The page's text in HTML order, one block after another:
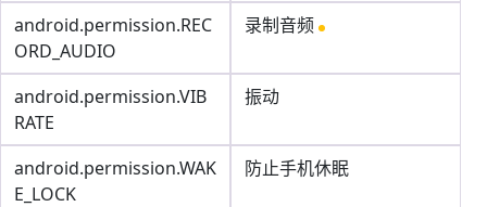
android.permission.REC
ORD_AUDIO
录制音频
android.permission.VIB
RATE
振动
android.permission.WAK
E_LOCK
防止手机休眠